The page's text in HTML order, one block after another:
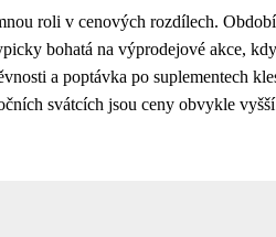
roli v cenových rozdílech.
bohatá na výprodejové akce,
a poptávka po suplementech
svátcích jsou ceny obvykle